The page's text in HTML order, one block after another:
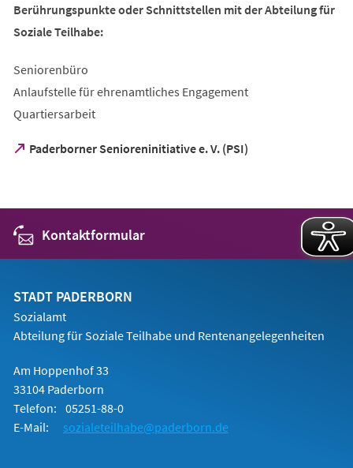
Berührungspunkte oder Schnittstellen mit der Abteilung für
Soziale Teilhabe:
Seniorenbüro
Anlaufstelle für ehrenamtliches Engagement
Quartiersarbeit
Paderborner Senioreninitiative e. V. (PSI)
(Öffnet
Tab)
Kontaktformular
STADT PADERBORN
Sozialamt
Abteilung für Soziale Teilhabe und Rentenangelegenheiten
Am Hoppenhof 33
33104 Paderborn
Telefon: 05251-88-0
E-Mail:
sozialeteilhabe@paderborn.de